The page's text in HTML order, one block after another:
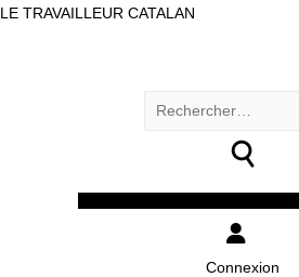
LE TRAVAILLEUR CATALAN
Rechercher :
Connexion